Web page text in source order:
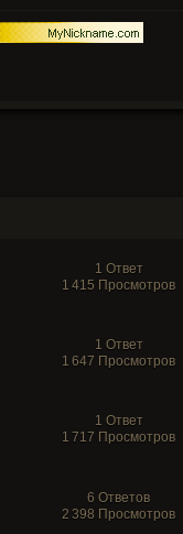
1 Ответ
1 415 Просмотров
1 Ответ
1 647 Просмотров
1 Ответ
1 717 Просмотров
6 Ответов
2 398 Просмотров